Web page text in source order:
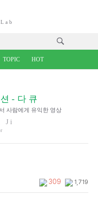
TOPIC HOT
-다큐
사람에게 유익한 영상
Ji
309 1,719